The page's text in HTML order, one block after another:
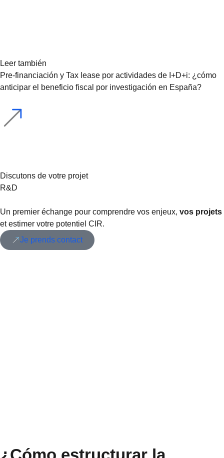
Leer también
Pre-financiación y Tax lease por actividades de I+D+i: ¿cómo
anticipar el beneficio fiscal por investigación en España?
Discutons de votre projet
R&D
Un premier échange pour comprendre vos enjeux, vos projets
et estimer votre potentiel CIR.
Je prends contact